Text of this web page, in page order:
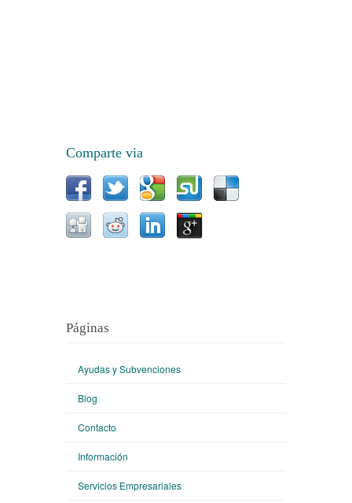
Comparte via
Páginas
Ayudas y Subvenciones
Blog
Contacto
Información
Servicios Empresariales